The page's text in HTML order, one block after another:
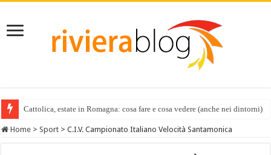
Cattolica, estate in Romagna: cosa fare e cosa vedere (anche nei dintorni)
Home > Sport > C.I.V. Campionato Italiano Velocità Santamonica